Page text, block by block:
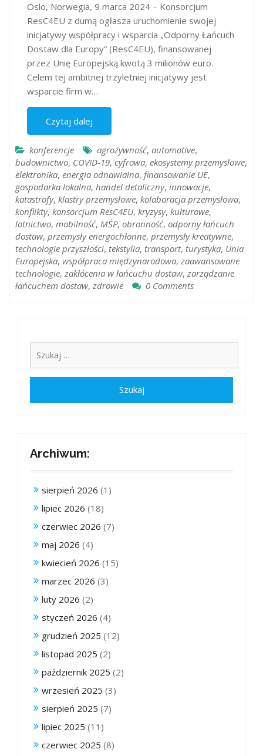
Oslo, Norwegia, 9 marca 2024 – Konsorcjum
ResC4EU z dumą ogłasza uruchomienie swojej
inicjatywy współpracy i wsparcia „Odporny Łańcuch
Dostaw dla Europy” (ResC4EU), finansowanej
przez Unię Europejską kwotą 3 milionów euro.
Celem tej ambitnej trzyletniej inicjatywy jest
wsparcie firm w…
Czytaj dalej
konferencje agrożywność, automotive,
budownictwo, COVID-19, cyfrowa, ekosystemy przemysłowe,
elektronika, energia odnawialna, finansowanie UE,
gospodarka lokalna, handel detaliczny, innowacje,
katastrofy, klastry przemysłowe, kolaboracja przemysłowa,
konflikty, konsorcjum ResC4EU, kryzysy, kulturowe,
lotnictwo, mobilność, MŚP, obronność, odporny łańcuch
dostaw, przemysły energochłonne, przemysły kreatywne,
technologie przyszłości, tekstylia, transport, turystyka, Unia
Europejska, współpraca międzynarodowa, zaawansowane
technologie, zakłócenia w łańcuchu dostaw, zarządzanie
łańcuchem dostaw, zdrowie 0 Comments
Archiwum:
sierpień 2026 (1)
lipiec 2026 (18)
czerwiec 2026 (7)
maj 2026 (4)
kwiecień 2026 (15)
marzec 2026 (3)
luty 2026 (2)
styczeń 2026 (4)
grudzień 2025 (12)
listopad 2025 (2)
październik 2025 (2)
wrzesień 2025 (3)
sierpień 2025 (7)
lipiec 2025 (11)
czerwiec 2025 (8)